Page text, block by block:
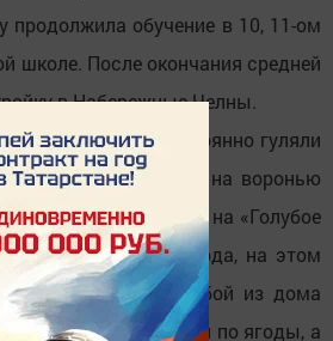
продолжила обучение в 10, 11-ом
школе. После окончания средней
в Набережные Челны.
Ильгизой мы постоянно гуляли
Кукча. Ходили на воронью
бегали купаться на «Голубое
в нем пересыхала вода, на этом
Мы брали с собой из дома
щавеля, ходили по ягоды, а